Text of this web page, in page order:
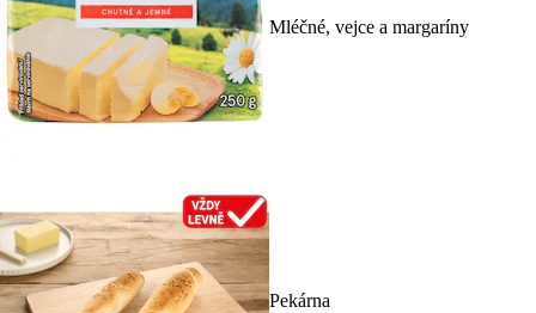
Mléčné, vejce a margaríny
Pekárna